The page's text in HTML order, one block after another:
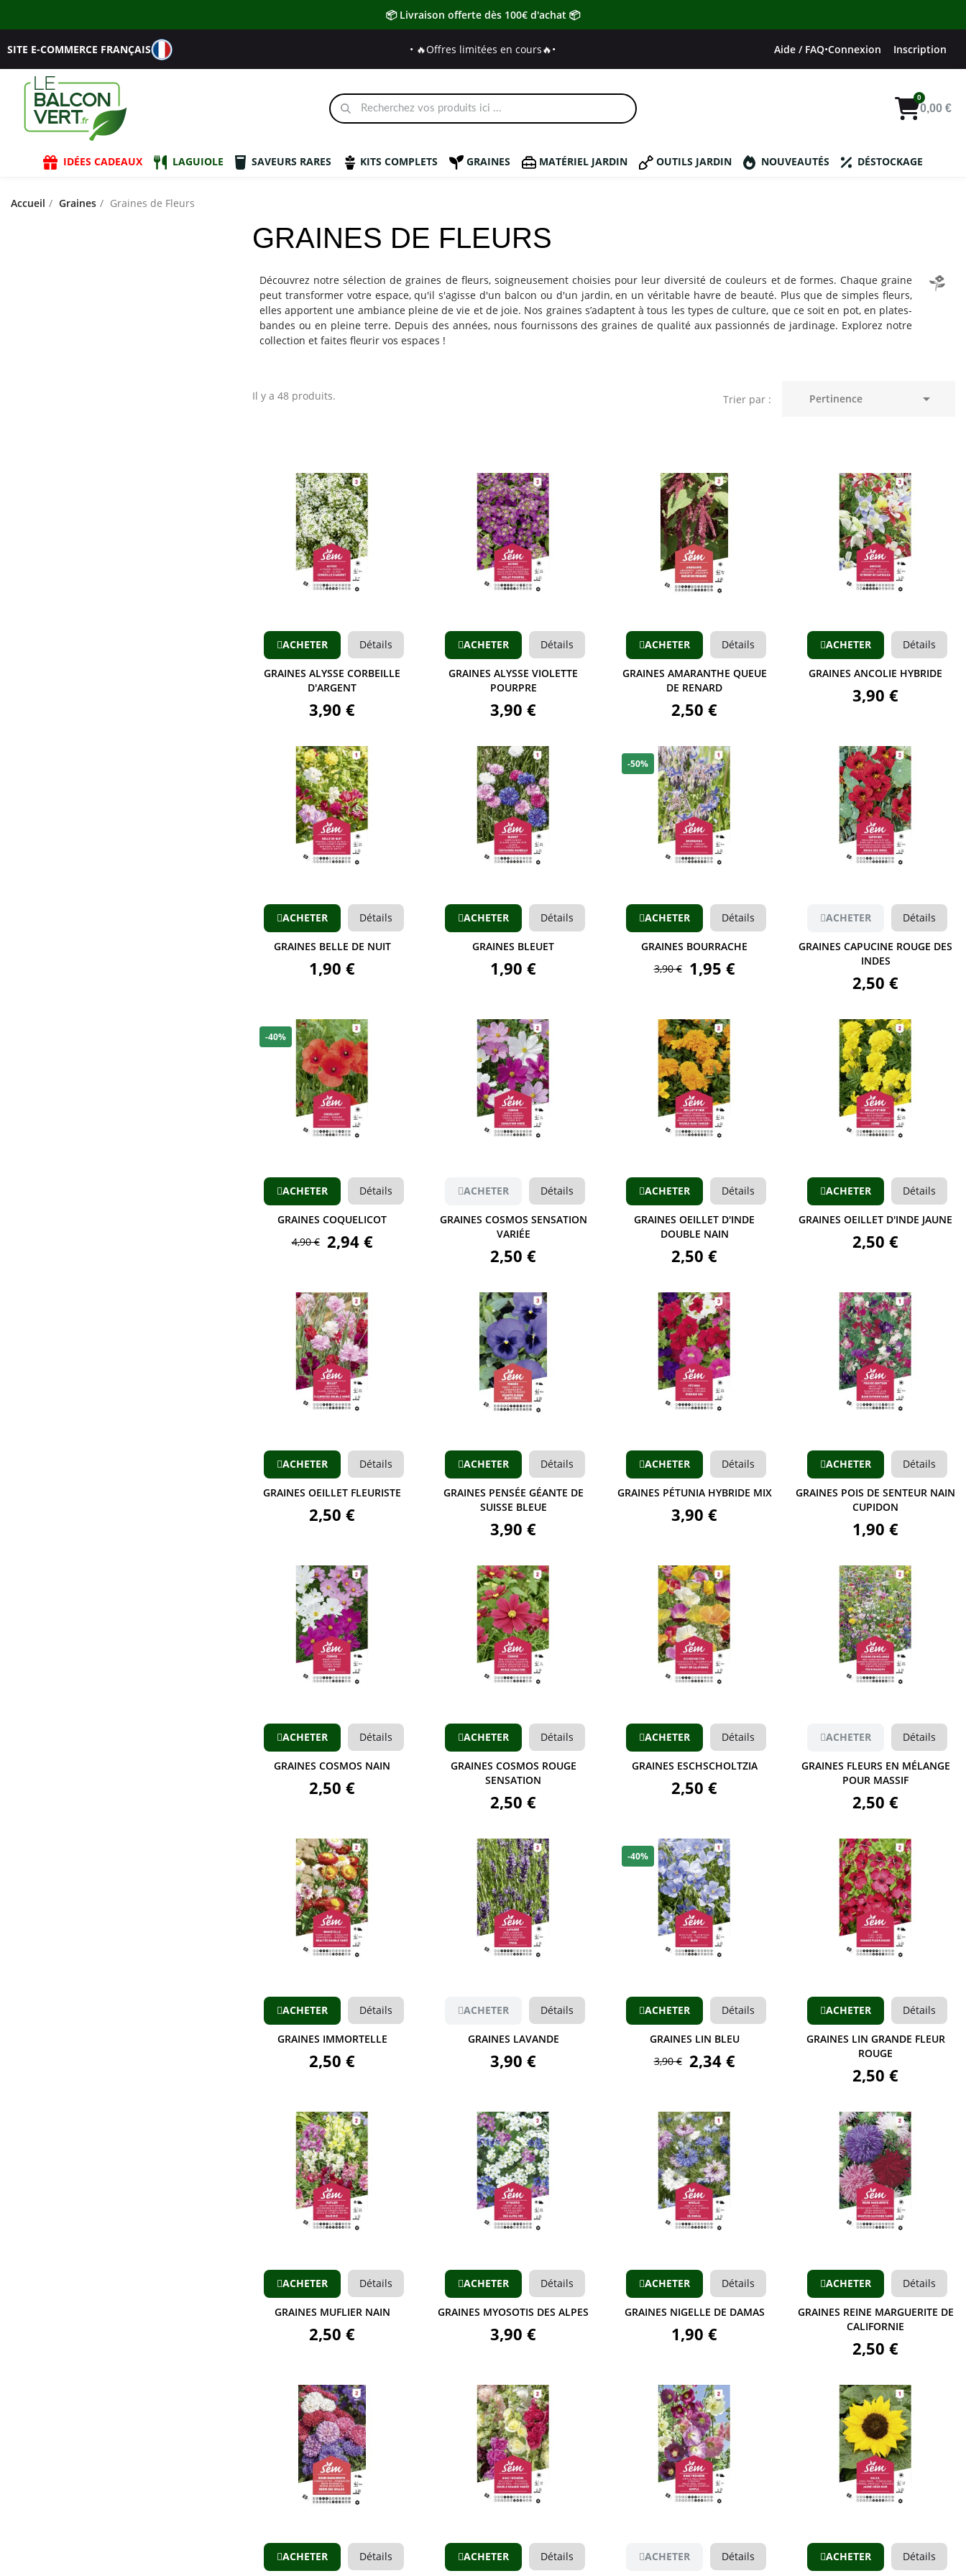
📦 Livraison offerte dès 100€ d'achat 📦
SITE E-COMMERCE FRANÇAIS • 🔥Offres limitées en cours🔥• Aide / FAQ•Connexion Inscription
0,00 €
IDÉES CADEAUX LAGUIOLE SAVEURS RARES KITS COMPLETS GRAINES MATÉRIEL JARDIN OUTILS JARDIN NOUVEAUTÉS DÉSTOCKAGE
Accueil Graines Graines de Fleurs
GRAINES DE FLEURS
Découvrez notre sélection de graines de fleurs, soigneusement choisies pour leur diversité de couleurs et de formes. Chaque graine
peut transformer votre espace, qu'il s'agisse d'un balcon ou d'un jardin, en un véritable havre de beauté. Plus que de simples fleurs,
elles apportent une ambiance pleine de vie et de joie. Nos graines s’adaptent à tous les types de culture, que ce soit en pot, en plates-
bandes ou en pleine terre. Depuis des années, nous fournissons des graines de qualité aux passionnés de jardinage. Explorez notre
collection et faites fleurir vos espaces !
Il y a 48 produits. Trier par : Pertinence 
Aperçu
ACHETER Détails
GRAINES ALYSSE CORBEILLE
D'ARGENT
3,90 €
Aperçu
ACHETER Détails
GRAINES ALYSSE VIOLETTE
POURPRE
3,90 €
Aperçu
ACHETER Détails
GRAINES AMARANTHE QUEUE
DE RENARD
2,50 €
Aperçu
ACHETER Détails
GRAINES ANCOLIE HYBRIDE
3,90 €
Aperçu
ACHETER Détails
GRAINES BELLE DE NUIT
1,90 €
Aperçu
ACHETER Détails
GRAINES BLEUET
1,90 €
Aperçu
-50%
ACHETER Détails
GRAINES BOURRACHE
3,90 €
1,95 €
Aperçu
ACHETER Détails
GRAINES CAPUCINE ROUGE DES
INDES
2,50 €
Aperçu
-40%
ACHETER Détails
GRAINES COQUELICOT
4,90 € 2,94 €
Aperçu
ACHETER Détails
GRAINES COSMOS SENSATION
VARIÉE
2,50 €
Aperçu
ACHETER Détails
GRAINES OEILLET D'INDE
DOUBLE NAIN
2,50 €
Aperçu
ACHETER Détails
GRAINES OEILLET D'INDE JAUNE
2,50 €
Aperçu
ACHETER Détails
GRAINES OEILLET FLEURISTE
2,50 €
Aperçu
ACHETER Détails
GRAINES PENSÉE GÉANTE DE
SUISSE BLEUE
3,90 €
Aperçu
ACHETER Détails
GRAINES PÉTUNIA HYBRIDE MIX
3,90 €
Aperçu
ACHETER Détails
GRAINES POIS DE SENTEUR NAIN
CUPIDON
1,90 €
Aperçu
ACHETER Détails
GRAINES COSMOS NAIN
2,50 €
Aperçu
ACHETER Détails
GRAINES COSMOS ROUGE
SENSATION
2,50 €
Aperçu
ACHETER Détails
GRAINES ESCHSCHOLTZIA
2,50 €
Aperçu
ACHETER Détails
GRAINES FLEURS EN MÉLANGE
POUR MASSIF
2,50 €
Aperçu
ACHETER Détails
GRAINES IMMORTELLE
2,50 €
Aperçu
ACHETER Détails
GRAINES LAVANDE
3,90 €
Aperçu
-40%
ACHETER Détails
GRAINES LIN BLEU
3,90 € 2,34 €
Aperçu
ACHETER Détails
GRAINES LIN GRANDE FLEUR
ROUGE
2,50 €
Aperçu
ACHETER Détails
GRAINES MUFLIER NAIN
2,50 €
Aperçu
ACHETER Détails
GRAINES MYOSOTIS DES ALPES
3,90 €
Aperçu
ACHETER Détails
GRAINES NIGELLE DE DAMAS
1,90 €
Aperçu
ACHETER Détails
GRAINES REINE MARGUERITE DE
CALIFORNIE
2,50 €
Aperçu
ACHETER Détails
Aperçu
ACHETER Détails
Aperçu
ACHETER Détails
Aperçu
ACHETER Détails